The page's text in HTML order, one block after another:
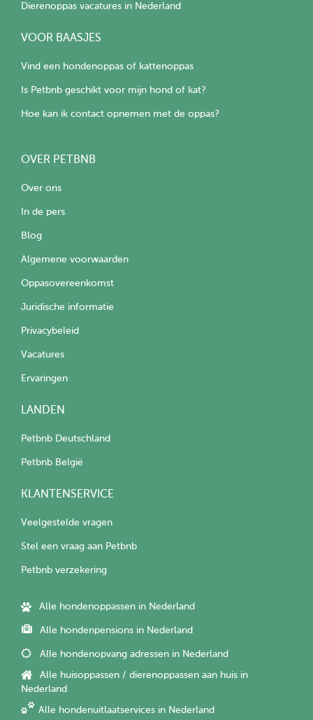
Dierenoppas vacatures in Nederland
VOOR BAASJES
Vind een hondenoppas of kattenoppas
Is Petbnb geschikt voor mijn hond of kat?
Hoe kan ik contact opnemen met de oppas?
OVER PETBNB
Over ons
In de pers
Blog
Algemene voorwaarden
Oppasovereenkomst
Juridische informatie
Privacybeleid
Vacatures
Ervaringen
LANDEN
Petbnb Deutschland
Petbnb België
KLANTENSERVICE
Veelgestelde vragen
Stel een vraag aan Petbnb
Petbnb verzekering
Alle hondenoppassen in Nederland
Alle hondenpensions in Nederland
Alle hondenopvang adressen in Nederland
Alle huisoppassen / dierenoppassen aan huis in
Nederland
Alle hondenuitlaatservices in Nederland